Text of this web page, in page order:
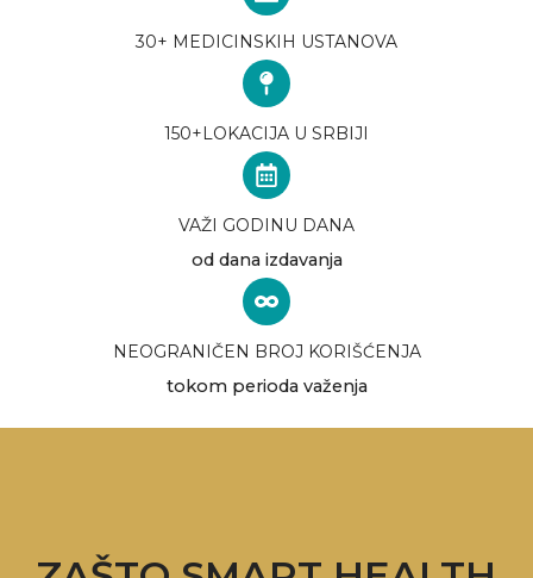
30+ MEDICINSKIH USTANOVA
150+LOKACIJA U SRBIJI
VAŽI GODINU DANA
od dana izdavanja
NEOGRANIČEN BROJ KORIŠĆENJA
tokom perioda važenja